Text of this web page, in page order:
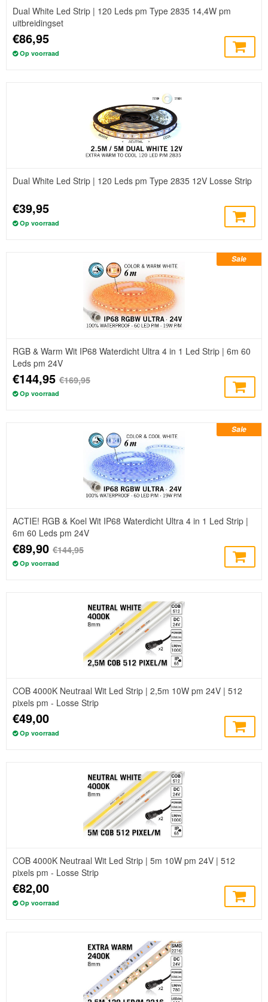
Dual White Led Strip | 120 Leds pm Type 2835 14,4W pm
uitbreidingset
€86,95
Op voorraad
Dual White Led Strip | 120 Leds pm Type 2835 12V Losse Strip
€39,95
Op voorraad
Sale
RGB & Warm Wit IP68 Waterdicht Ultra 4 in 1 Led Strip | 6m 60
Leds pm 24V
€144,95 €169,95
Op voorraad
Sale
ACTIE! RGB & Koel Wit IP68 Waterdicht Ultra 4 in 1 Led Strip |
6m 60 Leds pm 24V
€89,90 €144,95
Op voorraad
COB 4000K Neutraal Wit Led Strip | 2,5m 10W pm 24V | 512
pixels pm - Losse Strip
€49,00
Op voorraad
COB 4000K Neutraal Wit Led Strip | 5m 10W pm 24V | 512
pixels pm - Losse Strip
€82,00
Op voorraad